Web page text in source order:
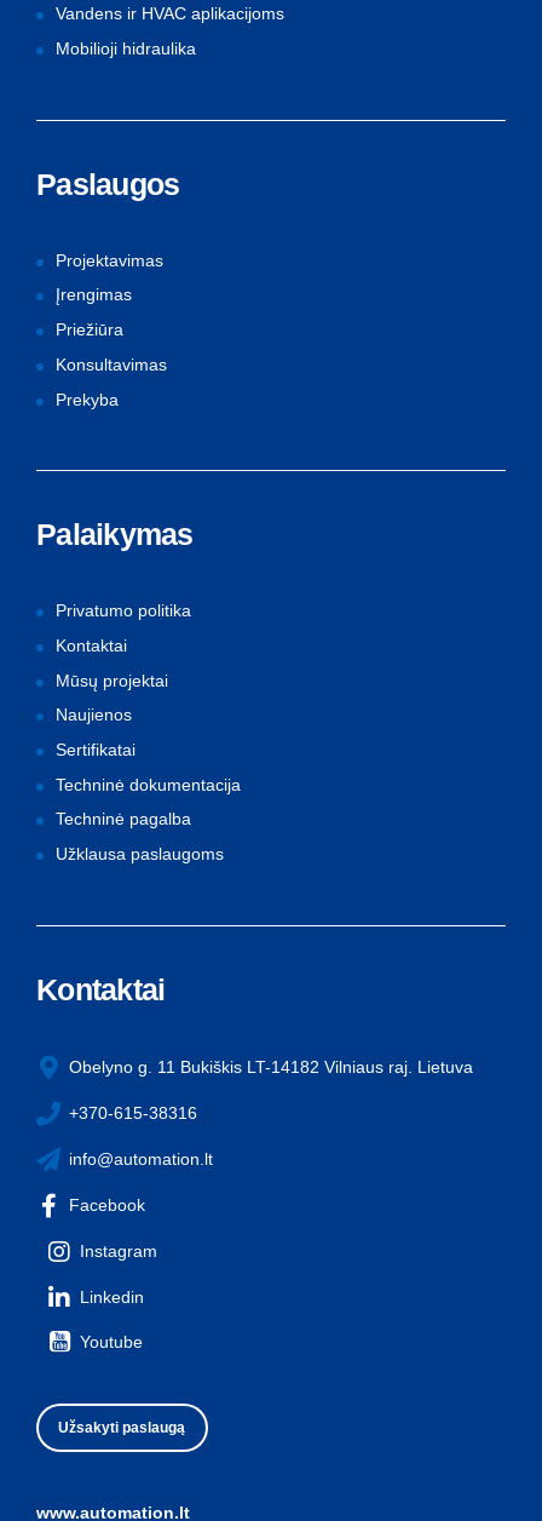
Vandens ir HVAC aplikacijoms
Mobilioji hidraulika
Paslaugos
Projektavimas
Įrengimas
Priežiūra
Konsultavimas
Prekyba
Palaikymas
Privatumo politika
Kontaktai
Mūsų projektai
Naujienos
Sertifikatai
Techninė dokumentacija
Techninė pagalba
Užklausa paslaugoms
Kontaktai
Obelyno g. 11 Bukiškis LT-14182 Vilniaus raj. Lietuva
+370-615-38316
info@automation.lt
Facebook
Instagram
Linkedin
Youtube
Užsakyti paslaugą
www.automation.lt